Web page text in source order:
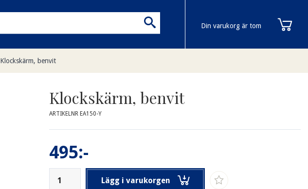
Din varukorg är tom
Klockskärm, benvit
Klockskärm, benvit
ARTIKELNR EA150-Y
495:-
Lägg i varukorgen